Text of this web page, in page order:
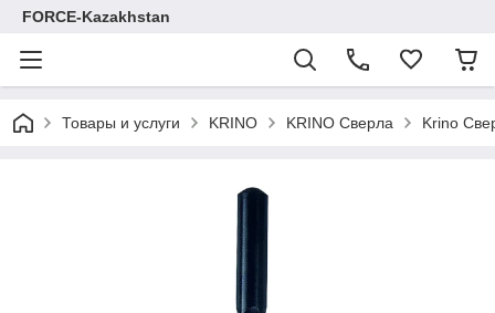
FORCE-Kazakhstan
Товары и услуги KRINO KRINO Сверла Krino